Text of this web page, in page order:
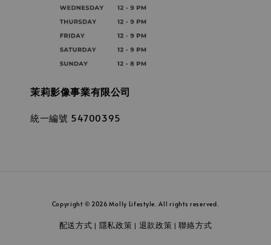
茉莉影像事業有限公司
統一編號 54700395
Copyright © 2026 Molly Lifestyle. All rights reserved.
配送方式 | 隱私政策 | 退款政策 |聯絡方式